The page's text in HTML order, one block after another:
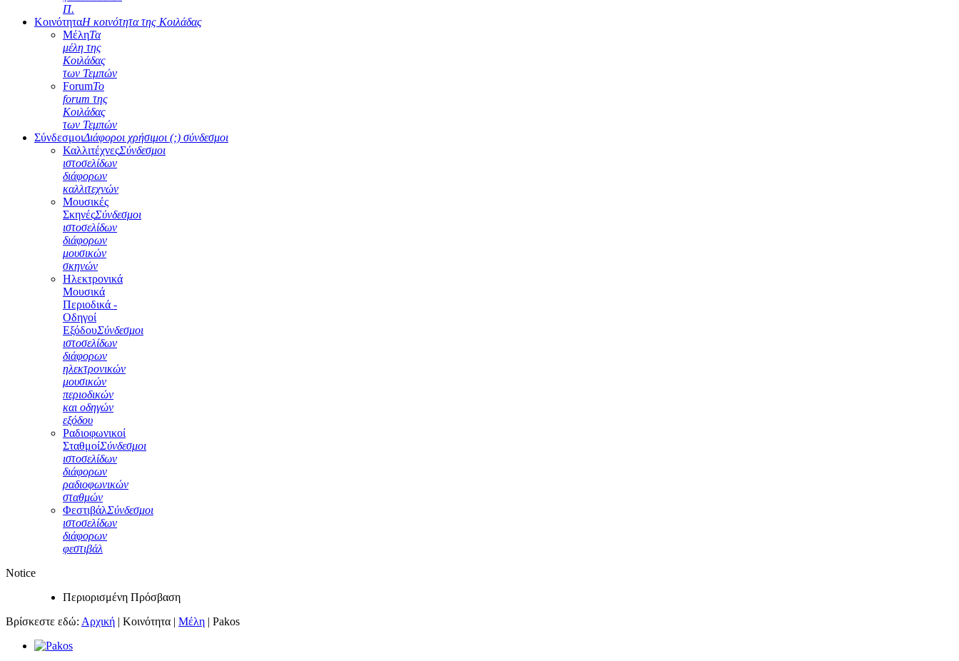
Π.
ΚοινότηταΗ κοινότητα της Κοιλάδας
ΜέληΤα
μέλη της
Κοιλάδας
των Τεμπών
ForumΤο
forum της
Κοιλάδας
των Τεμπών
ΣύνδεσμοιΔιάφοροι χρήσιμοι (;) σύνδεσμοι
ΚαλλιτέχνεςΣύνδεσμοι
ιστοσελίδων
διάφορων
καλλιτεχνών
Μουσικές
ΣκηνέςΣύνδεσμοι
ιστοσελίδων
διάφορων
μουσικών
σκηνών
Ηλεκτρονικά
Μουσικά
Περιοδικά -
Οδηγοί
ΕξόδουΣύνδεσμοι
ιστοσελίδων
διάφορων
ηλεκτρονικών
μουσικών
περιοδικών
και οδηγών
εξόδου
Ραδιοφωνικοί
ΣταθμοίΣύνδεσμοι
ιστοσελίδων
διάφορων
ραδιοφωνικών
σταθμών
ΦεστιβάλΣύνδεσμοι
ιστοσελίδων
διάφορων
φεστιβάλ
Notice
Περιορισμένη Πρόσβαση
Βρίσκεστε εδώ: Αρχική | Κοινότητα | Μέλη | Pakos